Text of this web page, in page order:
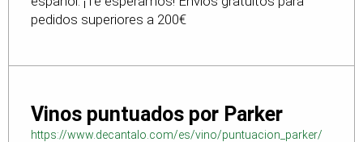
pedidos superiores a 200€
Vinos puntuados por Parker
https://www.decantalo.com/es/vino/puntuacion_parker/